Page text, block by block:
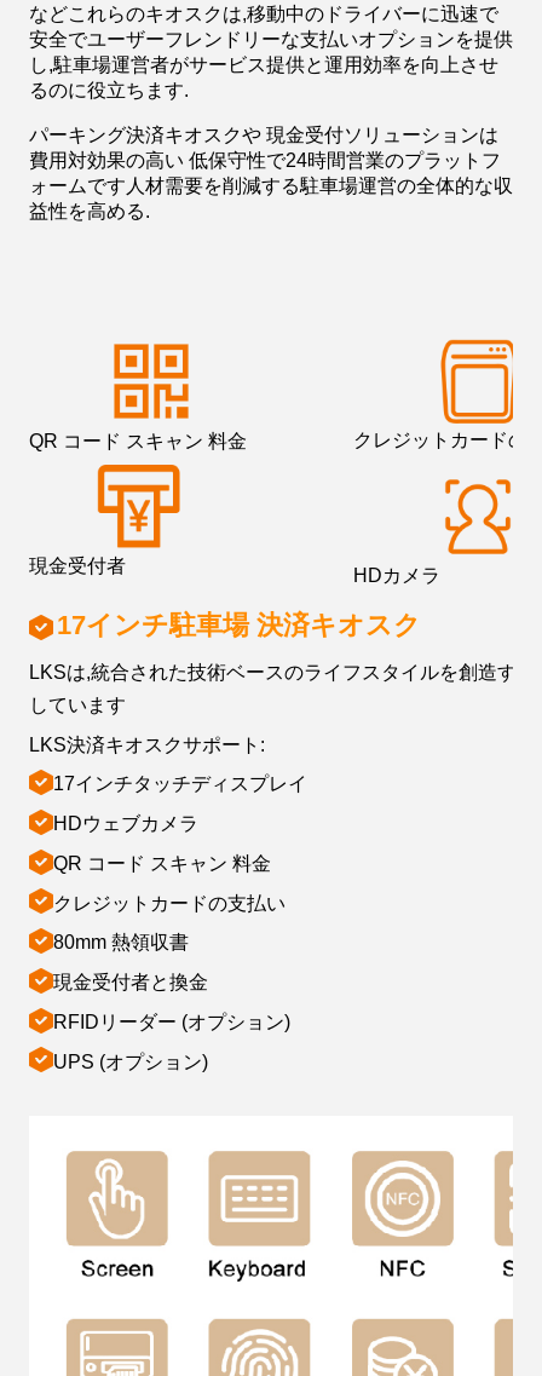
などこれらのキオスクは,移動中のドライバーに迅速で
安全でユーザーフレンドリーな支払いオプションを提供
し,駐車場運営者がサービス提供と運用効率を向上させ
るのに役立ちます.
パーキング決済キオスクや 現金受付ソリューションは
費用対効果の高い 低保守性で24時間営業のプラットフ
ォームです人材需要を削減する駐車場運営の全体的な収
益性を高める.
QR コード スキャン 料金 クレジットカードの
現金受付者 HDカメラ
17インチ駐車場 決済キオスク
LKSは,統合された技術ベースのライフスタイルを創造する
しています
LKS決済キオスクサポート:
17インチタッチディスプレイ
HDウェブカメラ
QR コード スキャン 料金
クレジットカードの支払い
80mm 熱領収書
現金受付者と換金
RFIDリーダー (オプション)
UPS (オプション)